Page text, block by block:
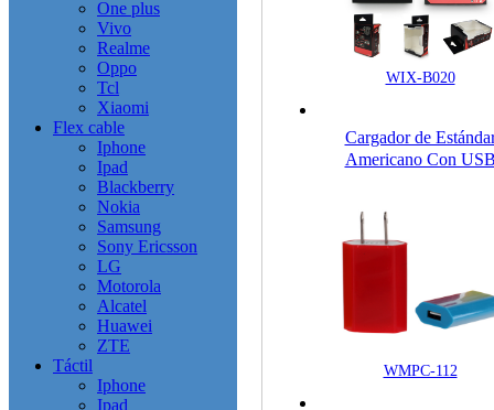
One plus
Vivo
Realme
Oppo
Tcl
Xiaomi
Flex cable
Iphone
Ipad
Blackberry
Nokia
Samsung
Sony Ericsson
LG
Motorola
Alcatel
Huawei
ZTE
Táctil
Iphone
Ipad
WIX-B020
Cargador de
Americano Con
WMPC-112